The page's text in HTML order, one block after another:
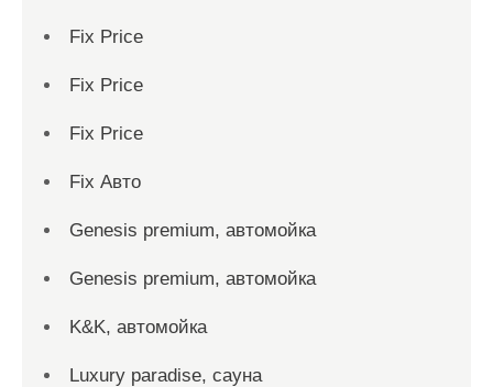
Fix Price
Fix Price
Fix Price
Fix Авто
Genesis premium, автомойка
Genesis premium, автомойка
K&K, автомойка
Luxury paradise, сауна